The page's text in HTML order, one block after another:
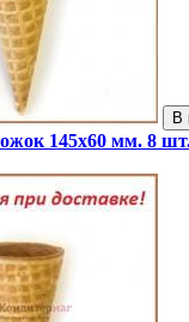
В
145х60 мм. 8